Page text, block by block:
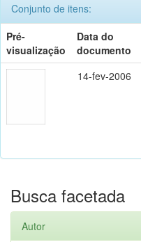
Conjunto de itens:
Pré-
visualização
Data do
documento
14-fev-2006
Busca facetada
Autor